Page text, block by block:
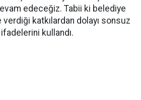
edeceğiz. Tabii ki belediye
verdiği katkılardan dolayı sonsuz
kullandı.